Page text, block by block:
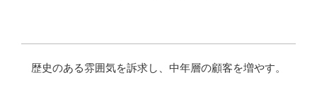
歴史のある雰囲気を訴求し、中年層の顧客を増やす。